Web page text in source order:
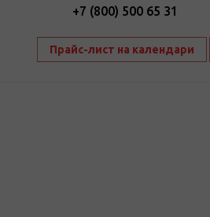
+7 (800) 500 65 31
Прайс-лист на календари